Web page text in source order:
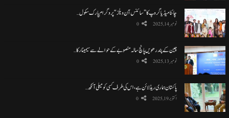
چائنا میڈیا گروپ کا ”سائنس آن ویلز“ پروگرام پارک سکول…
نومبر 14, 2025 0
چین کے پندرھویں پانچ سالہ منصوبے کے حوالے سے سیمینار کا…
نومبر 13, 2025 0
پاکستان ہماری ریڈ لائن ہے، اس کی طرف کسی کو میلی آنکھ…
اکتوبر 19, 2025 0